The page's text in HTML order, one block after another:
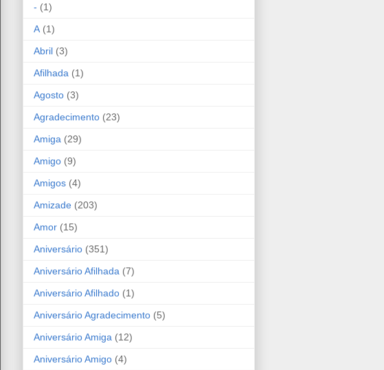
- (1)
A (1)
Abril (3)
Afilhada (1)
Agosto (3)
Agradecimento (23)
Amiga (29)
Amigo (9)
Amigos (4)
Amizade (203)
Amor (15)
Aniversário (351)
Aniversário Afilhada (7)
Aniversário Afilhado (1)
Aniversário Agradecimento (5)
Aniversário Amiga (12)
Aniversário Amigo (4)